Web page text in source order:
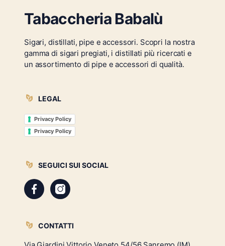
Tabaccheria Babalù
Sigari, distillati, pipe e accessori. Scopri la nostra
gamma di sigari pregiati, i distillati più ricercati e
un assortimento di pipe e accessori di qualità.
LEGAL
Privacy Policy
Privacy Policy
SEGUICI SUI SOCIAL
CONTATTI